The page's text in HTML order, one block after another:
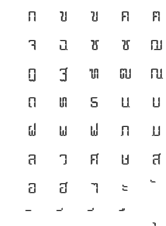
ก ข ฃ ค ฅ
จ
ฉ ช ซ ฌ
ฏ
ฐ ฑ ฒ ณ
ถ
ท ธ น บ
ฝ
พ ฟ ภ ม
ล
ว ศ ษ ส
อ
ฮ ฯ ะ